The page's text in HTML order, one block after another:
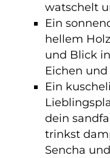
watschelt
Ein
hellem
und Blick
Eichen
Ein
dein
trinkst
Sencha